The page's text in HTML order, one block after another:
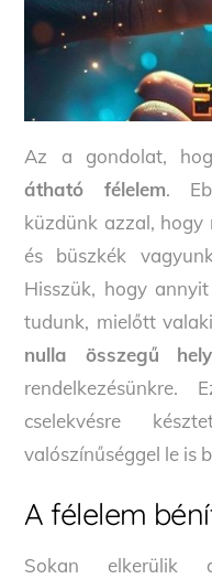
Az a gondolat,
átható félelem.
küzdünk azzal,
és büszkék
Hisszük, hogy
tudunk, mielőtt
nulla összegű
cselekvésre
valószínűséggel le is
A félelem
Sokan elkerülik